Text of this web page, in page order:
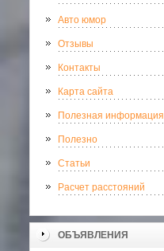
Авто юмор
Отзывы
Контакты
Карта сайта
Полезная информация
Полезно
Статьи
Расчет расстояний
ОБЪЯВЛЕНИЯ